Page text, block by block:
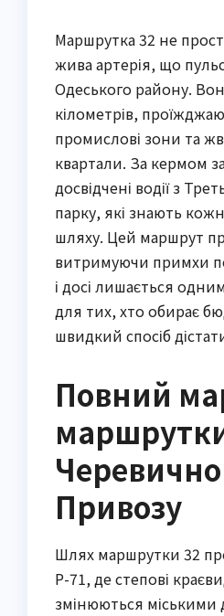
Маршрутка 32 не
жива артерія, що
Одеського району.
кілометрів,
промислові зони та
квартали. За кермом
досвідчені водії з
парку, які знають
шляху. Цей маршрут
витримуючи примхи
і досі лишається
для тих, хто обирає
швидкий спосіб
Повний
Привозу
Шлях маршрутки 32
Р-71, де степові
змінюються